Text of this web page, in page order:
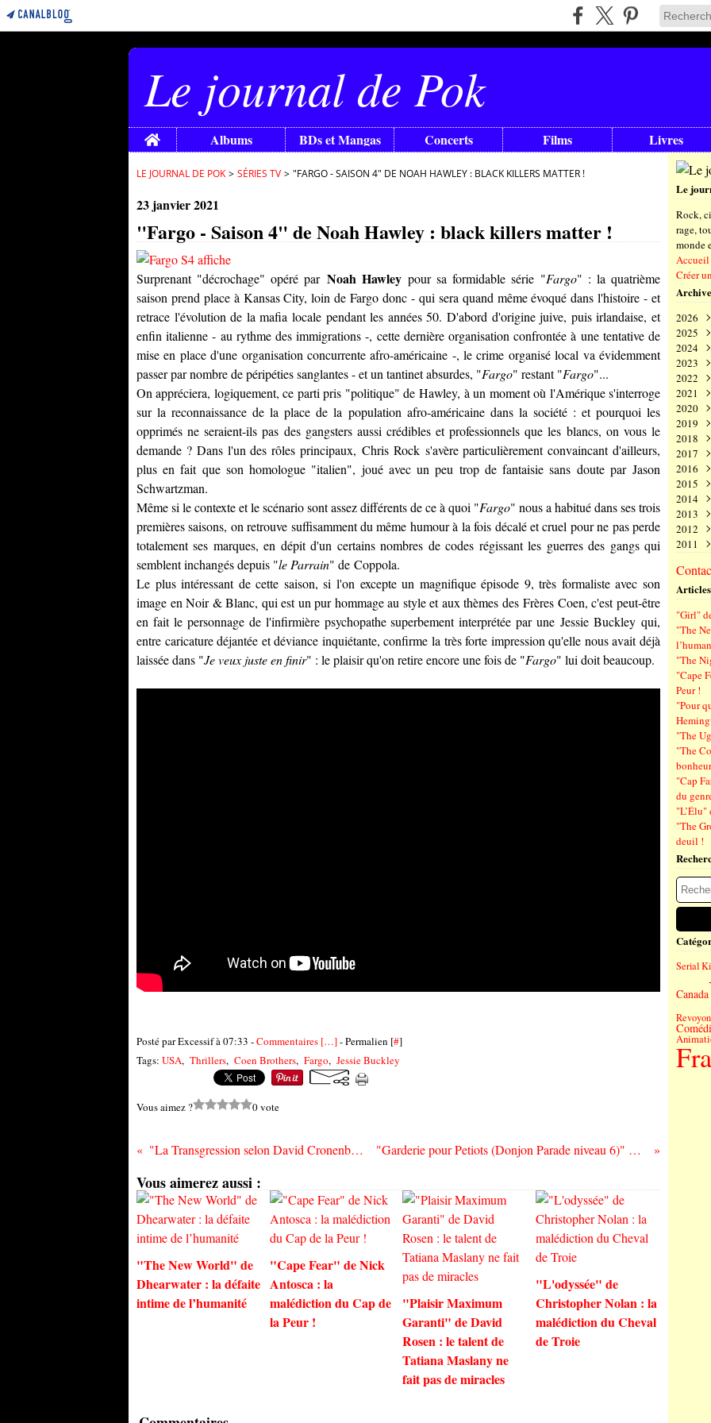
Le journal de Pok
Home Albums BDs et Mangas Concerts Films Livres
LE JOURNAL DE POK > SÉRIES TV > "FARGO - SAISON 4" DE NOAH HAWLEY : BLACK KILLERS MATTER !
23 janvier 2021
"Fargo - Saison 4" de Noah Hawley : black killers matter !
Surprenant "décrochage" opéré par Noah Hawleypour sa formidable série "Fargo" : la quatrième
saison prend place à Kansas City, loin de Fargo donc - qui sera quand même évoqué dans l'histoire - et
retrace l'évolution de la mafia locale pendant les années 50. D'abord d'origine juive, puis irlandaise, et
enfin italienne - au rythme des immigrations -, cette dernière organisation confrontée à une tentative de
mise en place d'une organisation concurrente afro-américaine -, le crime organisé local va évidemment
passer par nombre de péripéties sanglantes - et un tantinet absurdes, "Fargo" restant "Fargo"...
On appréciera, logiquement, ce parti pris "politique" deHawley, à un moment où l'Amérique s'interroge
sur la reconnaissance de la place de la population afro-américaine dans la société : et pourquoi les
opprimés ne seraient-ils pas des gangsters aussi crédibles et professionnels que les blancs, on vous le
demande ? Dans l'un des rôles principaux, Chris Rocks'avère particulièrement convaincant d'ailleurs,
plus en fait que son homologue "italien", joué avec un peu trop de fantaisie sans doute par Jason
Schwartzman.
Même si le contexte et le scénario sont assez différents de ce à quoi "Fargo" nous a habitué dans ses trois
premières saisons, on retrouve suffisamment du même humour à la fois décalé et cruel pour ne pas perde
totalement ses marques, en dépit d'un certains nombres de codes régissant les guerres des gangs qui
semblent inchangés depuis "le Parrain" de Coppola.
Le plus intéressant de cette saison, si l'on excepte un magnifique épisode 9, très formaliste avec son
image en Noir & Blanc, qui est un pur hommage au style et aux thèmes desFrères Coen, c'est peut-être
en fait le personnage de l'infirmière psychopathe superbement interprétée par uneJessie Buckley qui,
entre caricature déjantée et déviance inquiétante, confirme la très forte impression qu'elle nous avait déjà
laissée dans "Je veux juste en finir" : le plaisir qu'on retire encore une fois de "Fargo" lui doit beaucoup.
Posté par Excessif à 07:33 -Commentaires […]- Permalien [#]
Tags: USA, Thrillers, Coen Brothers, Fargo, Jessie Buckley
Vous aimez ? 0 vote
"La Transgression selon David Cronenberg" de Fabien Demangeot : redéfinit notre rapport au monde... "Garderie pour Petiots (Donjon Parade niveau 6)" de Sfar / Trondheim / Nesme : Gags bêtes et méchants + splendeur graphique...
Vous aimerez aussi :
"The New World" de
Dhearwater : la défaite
intime de l’humanité
"Cape Fear" de Nick
Antosca : la
malédiction du Cap de
la Peur !
"Plaisir Maximum
Garanti" de David
Rosen : le talent de
Tatiana Maslany ne
fait pas de miracles
"L'odyssée" de
Christopher Nolan : la
malédiction du Cheval
de Troie
Le
Rock,
rage,
monde
Créer
2026
Août
Juillet
Juin
Mai
Avril
Mars
2025
Août
Juillet
Juin
Mai
Avril
Mars
2024
Août
Juillet
Juin
Mai
Avril
Mars
2023
Août
Juillet
Juin
Mai
Avril
Mars
2022
Août
Juillet
Juin
Mai
Avril
Mars
2021
Août
Juillet
Juin
Mai
Avril
Mars
2020
Août
Juillet
Juin
Mai
Avril
2019
Août
Juillet
Juin
Mai
2018
Août
Juillet
Juin
Mars
2017
Août
Juillet
Mai
Avril
2016
Août
Juin
Mai
2015
Juin
Mai
2014
Juin
Mai
2013
Août
Juin
Mai
2012
Juin
Mai
2011
"Girl"
"The
"The
"Cape
Peur !
"Pour
"The
"The
bonheur
"Cap
du
"L’Élu"
"The
deuil !
Serial
Canada